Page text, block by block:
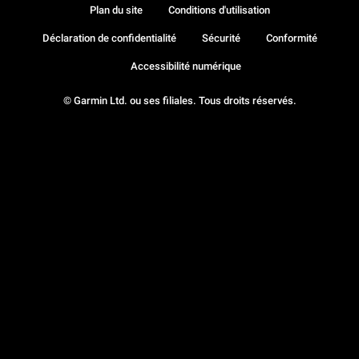
© Garmin Ltd. ou ses filiales. Tous droits réservés.
Plan du site Conditions d'utilisation
Déclaration de confidentialité Sécurité Conformité
Accessibilité numérique